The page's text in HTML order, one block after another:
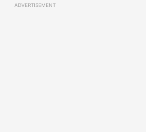
ADVERTISEMENT